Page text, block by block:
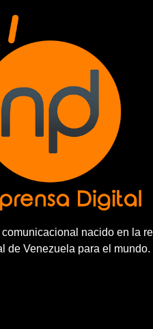
nacido en la
de Venezuela para el mundo.